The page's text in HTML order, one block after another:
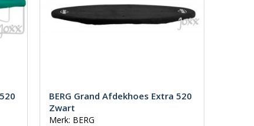
BERG Grand Afdekhoes Extra 520
Zwart
Merk: BERG